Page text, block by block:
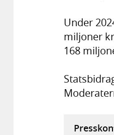
Under
miljoner
168